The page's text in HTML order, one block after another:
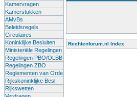
Kamervragen
Kamerstukken
AMvBs
Beleidsregels
Circulaires
Koninklijke Besluiten
Ministeriële Regelingen
Regelingen PBO/OLBB
Regelingen ZBO
Reglementen van Orde
Rijkskoninklijke Besl.
Rijkswetten
Rechtenforum.nl Index